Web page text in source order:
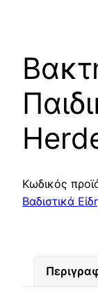
Κωδικός
Βαδιστικά